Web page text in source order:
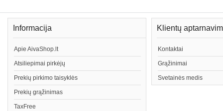
Informacija
Apie AivaShop.lt
Atsiliepimai pirkėjų
Prekių pirkimo taisyklės
Prekių grąžinimas
TaxFree
Klientų
Kontaktai
Grąžinimai
Svetainės medis